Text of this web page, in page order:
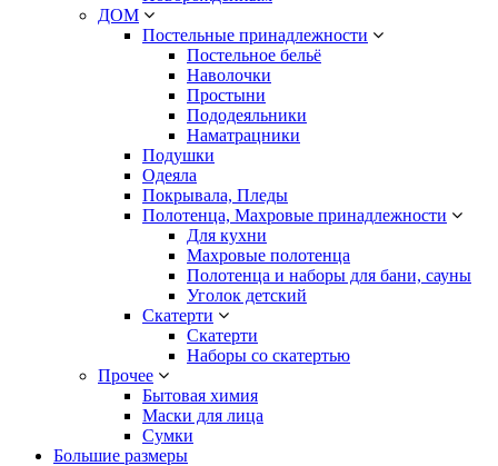
ДОМ
Постельные принадлежности
Постельное бельё
Наволочки
Простыни
Пододеяльники
Наматрацники
Подушки
Одеяла
Покрывала, Пледы
Полотенца, Махровые принадлежности
Для кухни
Махровые полотенца
Полотенца и наборы для бани, сауны
Уголок детский
Скатерти
Скатерти
Наборы со скатертью
Прочее
Бытовая химия
Маски для лица
Сумки
Большие размеры